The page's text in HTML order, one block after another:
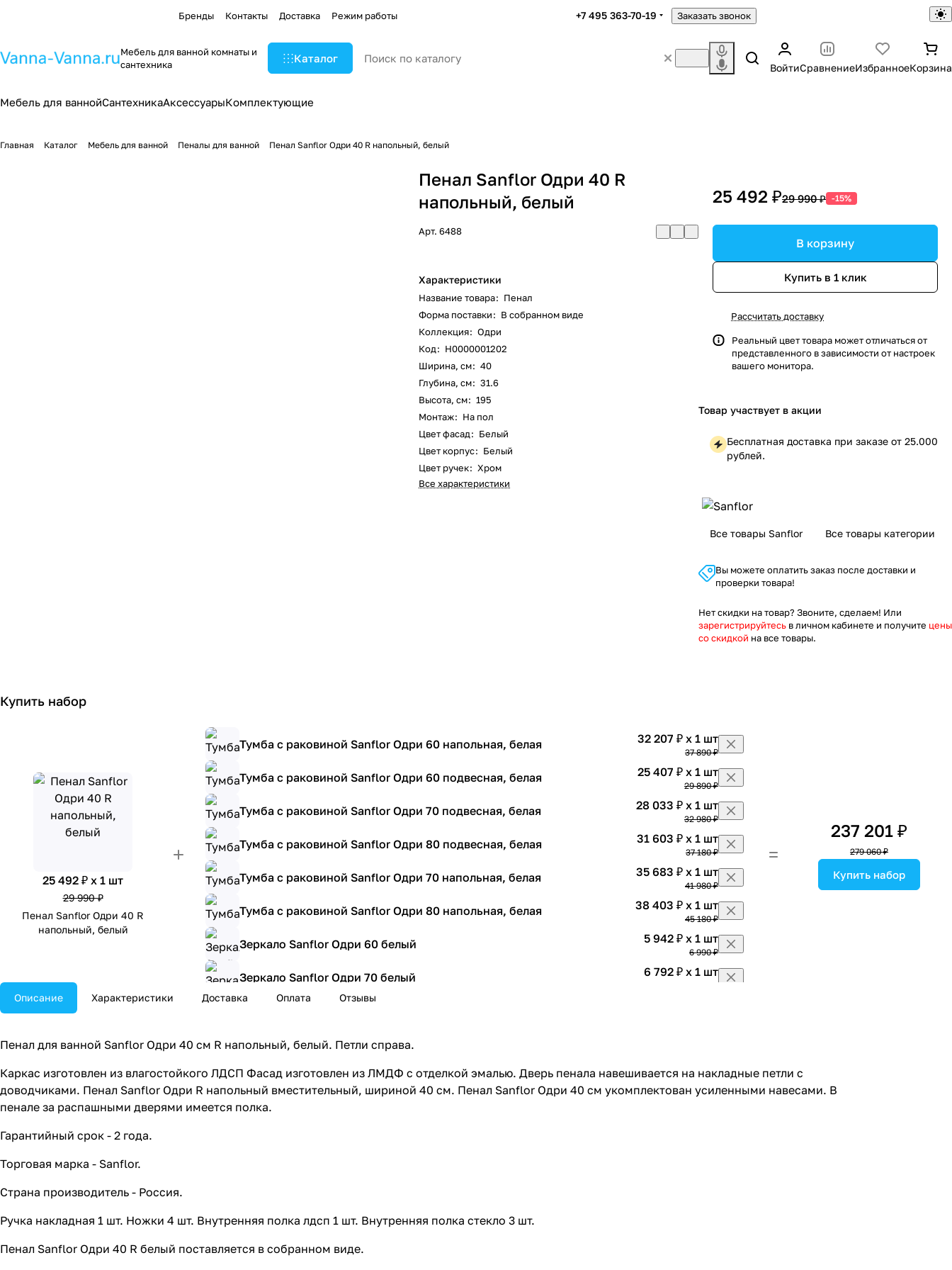
Бренды Контакты Доставка Режим работы +7 495 363-70-19 Заказать звонок
Мебель для ванной комнаты и
сантехника
Каталог
ВойтиСравнениеИзбранноеКорзина
Мебель для ваннойСантехникаАксессуарыКомплектующие
Главная Каталог Мебель для ванной Пеналы для ванной Пенал Sanflor Одри 40 R напольный, белый
Пенал Sanflor Одри 40 R
напольный, белый
Арт.6488
Характеристики
Название товара: Пенал
Форма поставки: В собранном виде
Коллекция: Одри
Код: Н0000001202
Ширина, см: 40
Глубина, см: 31.6
Высота, см: 195
Монтаж: На пол
Цвет фасад: Белый
Цвет корпус: Белый
Цвет ручек: Хром
Все характеристики
25 492 ₽29 990 ₽ -15%
В корзину
Купить в 1 клик
Рассчитать доставку
Реальный цвет товара может отличаться от
представленного в зависимости от настроек
вашего монитора.
Товар участвует в акции
Бесплатная доставка при заказе от 25.000
рублей.
Все товары Sanflor Все товары категории
Вы можете оплатить заказ после доставки и
проверки товара!
Нет скидки на товар? Звоните, сделаем! Или
зарегистрируйтесь в личном кабинете и получите цены
со скидкой на все товары.
Купить набор
25 492 ₽ x 1 шт
29 990 ₽
Пенал Sanflor Одри 40 R
напольный, белый
Тумба с раковиной Sanflor Одри 60 напольная, белая 32 207 ₽ x 1 шт
37 890 ₽
Тумба с раковиной Sanflor Одри 60 подвесная, белая 25 407 ₽ x 1 шт
29 890 ₽
Тумба с раковиной Sanflor Одри 70 подвесная, белая 28 033 ₽ x 1 шт
32 980 ₽
Тумба с раковиной Sanflor Одри 80 подвесная, белая 31 603 ₽ x 1 шт
37 180 ₽
Тумба с раковиной Sanflor Одри 70 напольная, белая 35 683 ₽ x 1 шт
41 980 ₽
Тумба с раковиной Sanflor Одри 80 напольная, белая 38 403 ₽ x 1 шт
45 180 ₽
Зеркало Sanflor Одри 60 белый 5 942 ₽ x 1 шт
6 990 ₽
Зеркало Sanflor Одри 70 белый 6 792 ₽ x 1 шт
237 201 ₽
279 060 ₽
Купить набор
Описание Характеристики Доставка Оплата Отзывы
Пенал для ванной Sanflor Одри 40 см R напольный, белый. Петли справа.
Каркас изготовлен из влагостойкого ЛДСП Фасад изготовлен из ЛМДФ с отделкой эмалью. Дверь пенала навешивается на накладные петли с
доводчиками. Пенал Sanflor Одри R напольный вместительный, шириной 40 см. Пенал Sanflor Одри 40 см укомплектован усиленными навесами. В
пенале за распашными дверями имеется полка.
Гарантийный срок - 2 года.
Торговая марка - Sanflor.
Страна производитель - Россия.
Ручка накладная 1 шт. Ножки 4 шт. Внутренняя полка лдсп 1 шт. Внутренняя полка стекло 3 шт.
Пенал Sanflor Одри 40 R белый поставляется в собранном виде.